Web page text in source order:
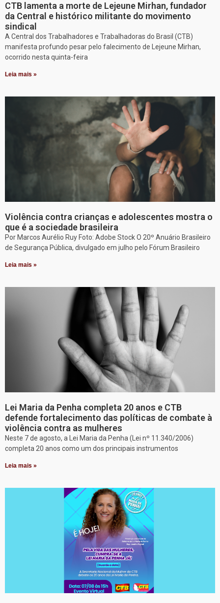
CTB lamenta a morte de Lejeune Mirhan, fundador
da Central e histórico militante do movimento
sindical
A Central dos Trabalhadores e Trabalhadoras do Brasil (CTB)
manifesta profundo pesar pelo falecimento de Lejeune Mirhan,
ocorrido nesta quinta-feira
Leia mais »
Violência contra crianças e adolescentes mostra o
que é a sociedade brasileira
Por Marcos Aurélio Ruy Foto: Adobe Stock O 20º Anuário Brasileiro
de Segurança Pública, divulgado em julho pelo Fórum Brasileiro
Leia mais »
Lei Maria da Penha completa 20 anos e CTB
defende fortalecimento das políticas de combate à
violência contra as mulheres
Neste 7 de agosto, a Lei Maria da Penha (Lei nº 11.340/2006)
completa 20 anos como um dos principais instrumentos
Leia mais »